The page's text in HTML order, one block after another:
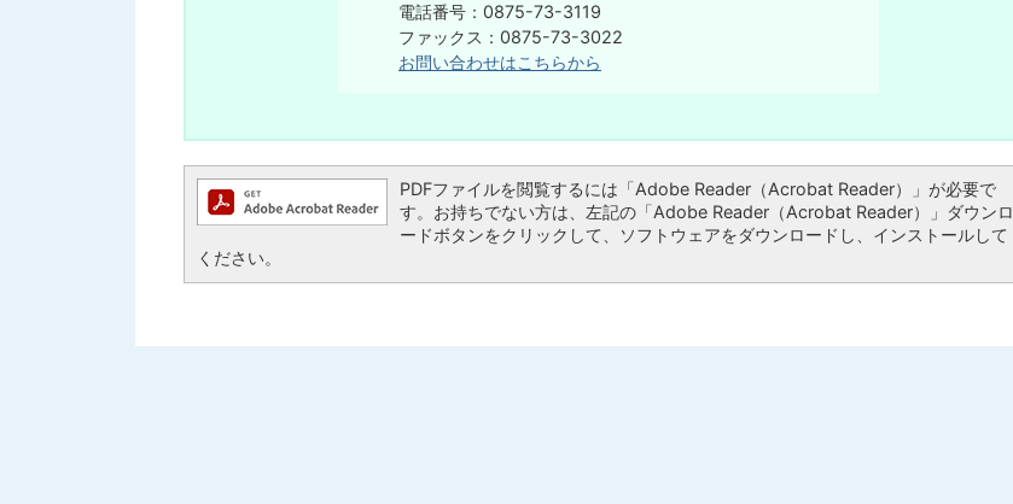
電話番号：0875-73-3119
ファックス：0875-73-3022
お問い合わせはこちらから
PDFファイルを閲覧するには「Adobe Reader（Acrobat Reader）」が必要で
す。お持ちでない方は、左記の「Adobe Reader（Acrobat Reader）」ダウンロ
ードボタンをクリックして、ソフトウェアをダウンロードし、インストールして
ください。